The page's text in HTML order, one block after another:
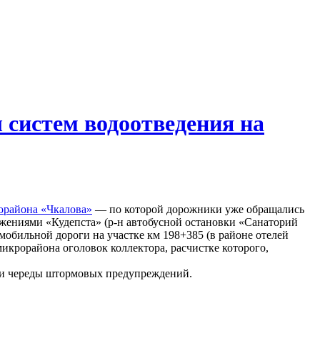
водоотведения на
«Чкалова» — по которой дорожники уже обращались
«Кудепста» (р-н автобусной остановки «Санаторий
дороги на участке км 198+385 (в районе отелей
оголовок коллектора, расчистке которого,
череды штормовых предупреждений.